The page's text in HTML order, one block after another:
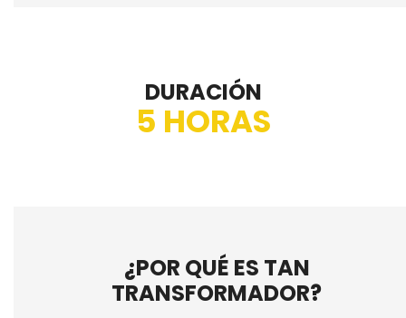
DURACIÓN
5 HORAS
¿POR QUÉ ES TAN
TRANSFORMADOR?